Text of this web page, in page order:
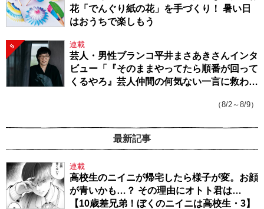
花「でんぐり紙の花」を手づくり！ 暑い日
はおうちで楽しもう
5 連載
芸人・男性ブランコ平井まさあきさんインタ
ビュー「『そのままやってたら順番が回って
くるやろ』芸人仲間の何気ない一言に救われ
（8/2～8/9）
最新記事
連載
高校生のニイニが帰宅したら様子が変。お顔
が青いかも…？ その理由にオトト君は…
【10歳差兄弟！ぼくのニイニは高校生・3】